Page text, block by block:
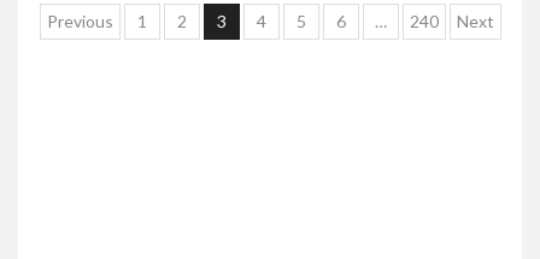
Posts
Previous 1 2 3 4 5 6 … 240 Next